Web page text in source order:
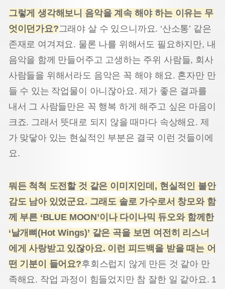
그렇게 생각해보니 음악을 계속 해야 하는 이유는 무
엇이던가요?그래야 살 수 있으니까요. ‘산소통’ 같은
존재로 여겨져요. 물론 나를 위해서도 필요하지만, 내
음악을 함께 만들어주고 고생하는 주위 사람들, 회사
사람들을 위해서라도 음악은 꼭 해야 해요. 혼자만 만
들 수 있는 작업물이 아니잖아요. 제가 좋은 결과를
내서 그 사람들만은 꼭 행복 하게 해주고 싶은 마음이
크죠. 그래서 뜻대로 되지 않을 때마다 속상해요. 제
가 맞닿아 있는 현실적인 부분은 결국 이런 것들이에
요.
뭐든 척척 도전할 것 같은 이미지인데, 현실적인 불안
감도 남아 있었군요. 그래도 솔로 가수로서 창모와 함
께 부른 ‘BLUE MOON’이나 다이나믹 듀오와 함께한
‘날개뼈(Hot Wings)’ 같은 곡을 보면 여전히 리스너
에게 사랑받고 있잖아요. 이런 피드백을 받을 때는 어
떤 기분이 들어요?후회스럽지 않게 만든 것 같아 만
족해요. 작업 과정이 힘들었지만 참 잘한 일 같아요. 1